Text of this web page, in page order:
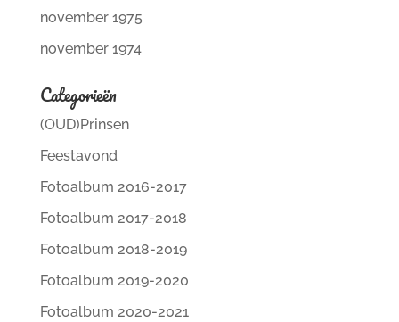
november 1975
november 1974
Categorieën
(OUD)Prinsen
Feestavond
Fotoalbum 2016-2017
Fotoalbum 2017-2018
Fotoalbum 2018-2019
Fotoalbum 2019-2020
Fotoalbum 2020-2021